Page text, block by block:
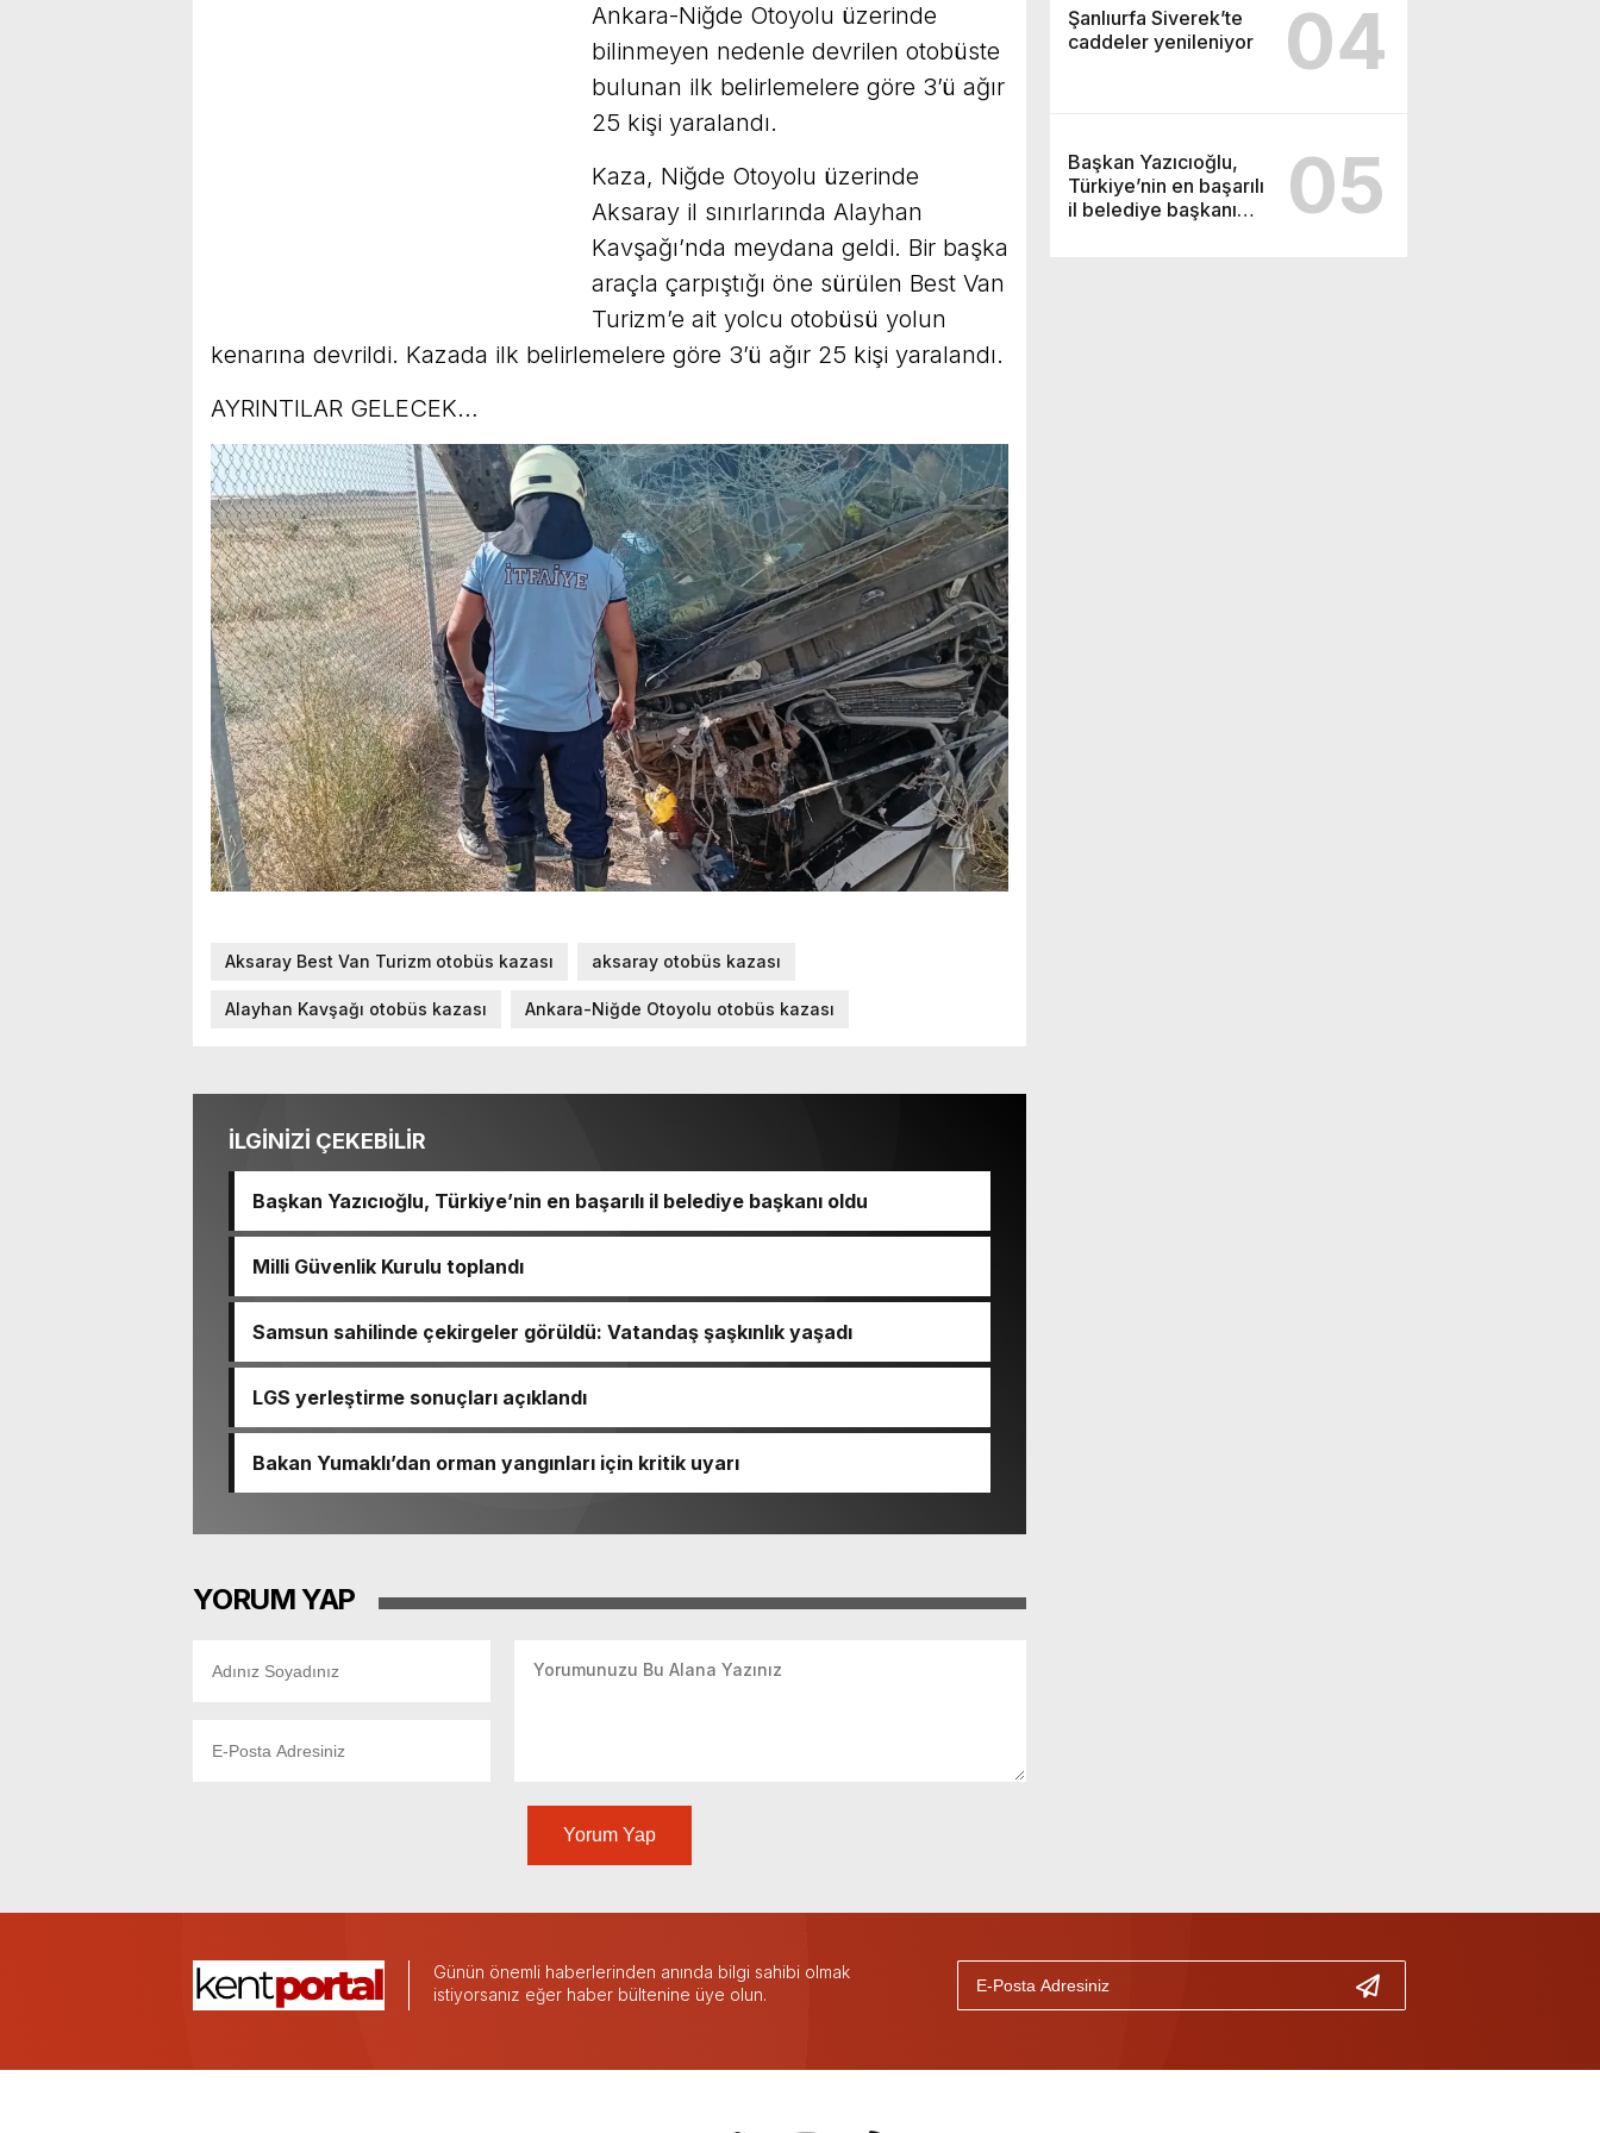
Şanlıurfa Siverek’te
caddeler yenileniyor
04
Başkan Yazıcıoğlu,
Türkiye’nin en başarılı
il belediye başkanı
05
Ankara-Niğde Otoyolu üzerinde
bilinmeyen nedenle devrilen otobüste
bulunan ilk belirlemelere göre 3’ü ağır
25 kişi yaralandı.
Kaza, Niğde Otoyolu üzerinde
Aksaray il sınırlarında Alayhan
Kavşağı’nda meydana geldi. Bir başka
araçla çarpıştığı öne sürülen Best Van
Turizm’e ait yolcu otobüsü yolun
kenarına devrildi. Kazada ilk belirlemelere göre 3’ü ağır 25 kişi yaralandı.
AYRINTILAR GELECEK…
Aksaray Best Van Turizm otobüs kazası aksaray otobüs kazası
Alayhan Kavşağı otobüs kazası Ankara-Niğde Otoyolu otobüs kazası
İLGİNİZİ ÇEKEBİLİR
Başkan Yazıcıoğlu, Türkiye’nin en başarılı il belediye başkanı oldu
Milli Güvenlik Kurulu toplandı
Samsun sahilinde çekirgeler görüldü: Vatandaş şaşkınlık yaşadı
LGS yerleştirme sonuçları açıklandı
Bakan Yumaklı’dan orman yangınları için kritik uyarı
YORUM YAP
Yorum Yap
Günün önemli haberlerinden anında bilgi sahibi olmak
istiyorsanız eğer haber bültenine üye olun.